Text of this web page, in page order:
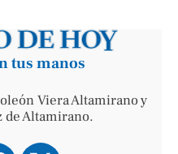
tus manos
Viera Altamirano y
de Altamirano.